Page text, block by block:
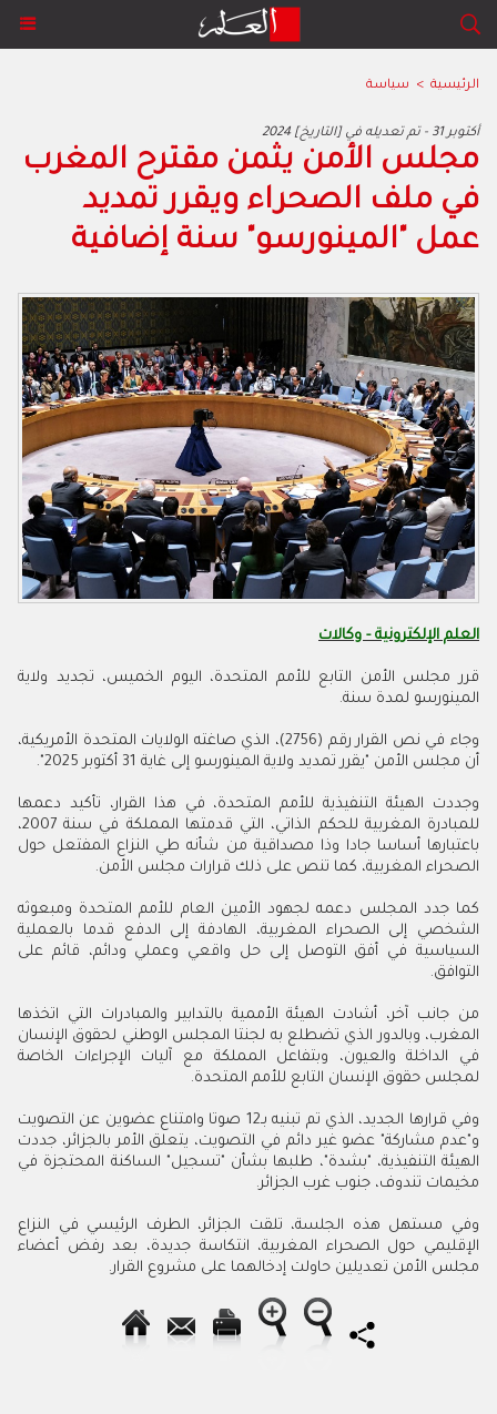
الرئيسية > سياسة
2024 أكتوبر 31 - تم تعديله في [التاريخ]
مجلس الأمن يثمن مقترح المغرب
في ملف الصحراء ويقرر تمديد
عمل "المينورسو" سنة إضافية
العلم الإلكترونية - وكالات
قرر مجلس الأمن التابع للأمم المتحدة، اليوم الخميس، تجديد ولاية
المينورسو لمدة سنة.
وجاء في نص القرار رقم (2756)، الذي صاغته الولايات المتحدة الأمريكية،
أن مجلس الأمن "يقرر تمديد ولاية المينورسو إلى غاية 31 أكتوبر 2025".
وجددت الهيئة التنفيذية للأمم المتحدة، في هذا القرار، تأكيد دعمها
للمبادرة المغربية للحكم الذاتي، التي قدمتها المملكة في سنة 2007،
باعتبارها أساسا جادا وذا مصداقية من شأنه طي النزاع المفتعل حول
الصحراء المغربية، كما تنص على ذلك قرارات مجلس الأمن.
كما جدد المجلس دعمه لجهود الأمين العام للأمم المتحدة ومبعوثه
الشخصي إلى الصحراء المغربية، الهادفة إلى الدفع قدما بالعملية
السياسية في أفق التوصل إلى حل واقعي وعملي ودائم، قائم على
التوافق.
من جانب آخر، أشادت الهيئة الأممية بالتدابير والمبادرات التي اتخذها
المغرب، وبالدور الذي تضطلع به لجنتا المجلس الوطني لحقوق الإنسان
في الداخلة والعيون، وبتفاعل المملكة مع آليات الإجراءات الخاصة
لمجلس حقوق الإنسان التابع للأمم المتحدة.
وفي قرارها الجديد، الذي تم تبنيه بـ12 صوتا وامتناع عضوين عن التصويت
و"عدم مشاركة" عضو غير دائم في التصويت، يتعلق الأمر بالجزائر، جددت
الهيئة التنفيذية، "بشدة"، طلبها بشأن "تسجيل" الساكنة المحتجزة في
مخيمات تندوف، جنوب غرب الجزائر.
وفي مستهل هذه الجلسة، تلقت الجزائر، الطرف الرئيسي في النزاع
الإقليمي حول الصحراء المغربية، انتكاسة جديدة، بعد رفض أعضاء
مجلس الأمن تعديلين حاولت إدخالهما على مشروع القرار.